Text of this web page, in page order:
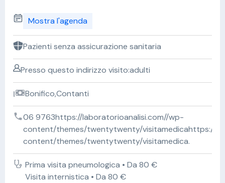
Mostra l'agenda
Pazienti senza assicurazione sanitaria
Presso questo indirizzo visito:adulti
Bonifico,Contanti
06 9763https://laboratorioanalisi.com//wp-
content/themes/twentytwenty/visitamedicahttps://
content/themes/twentytwenty/visitamedica.
Prima visita pneumologica • Da 80 €
Visita internistica • Da 80 €